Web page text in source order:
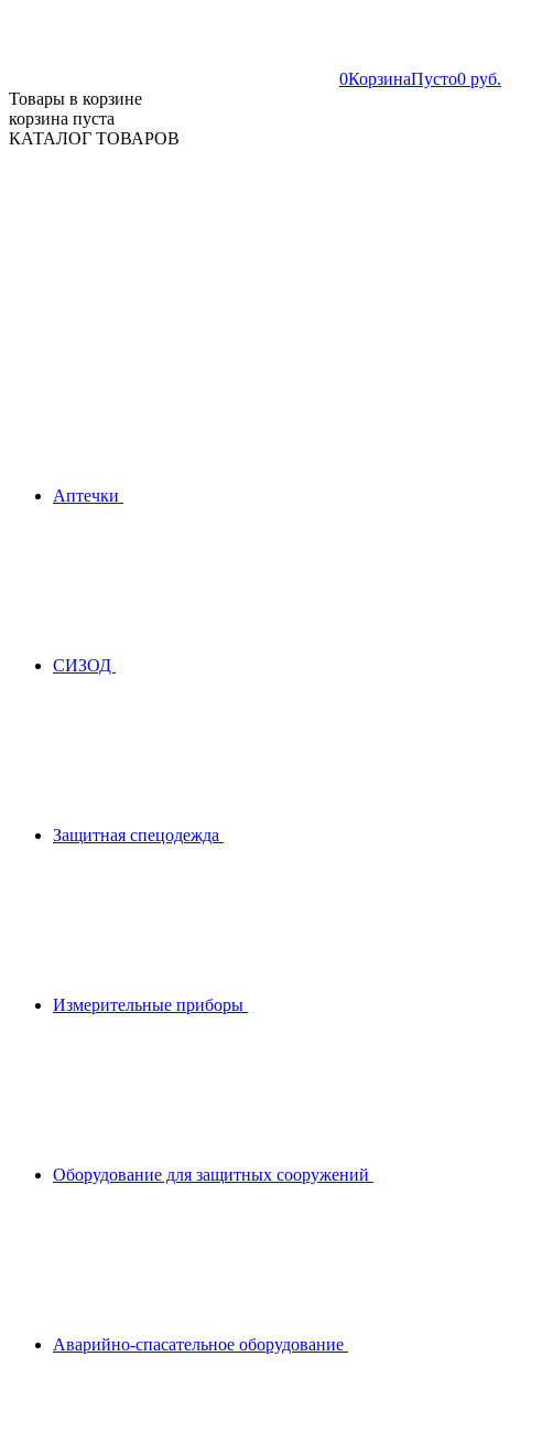
0КорзинаПусто0 руб.
Товары в корзине
корзина пуста
КАТАЛОГ ТОВАРОВ
Аптечки
СИЗОД
Защитная спецодежда
Измерительные приборы
Оборудование для защитных сооружений
Аварийно-спасательное оборудование